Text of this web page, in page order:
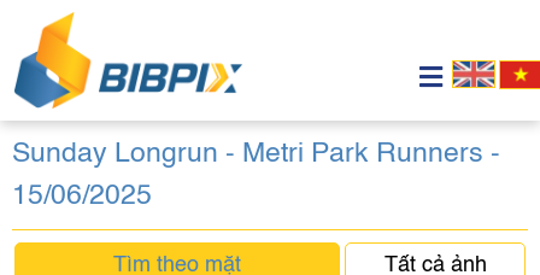
Sunday Longrun - Metri Park Runners -
15/06/2025
Tìm theo mặt Tất cả ảnh